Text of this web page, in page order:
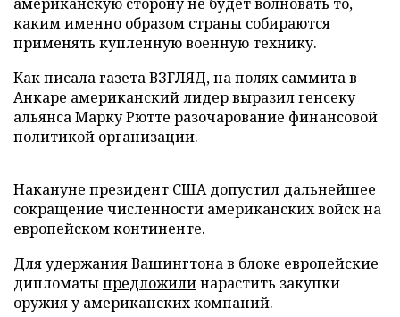
каким именно образом страны собираются
применять купленную военную технику.
Как писала газета ВЗГЛЯД, на полях саммита в
Анкаре американский лидервыразилгенсеку
альянса Марку Рютте разочарование финансовой
политикой организации.
Накануне президент СШАдопустил дальнейшее
сокращение численности американских войск на
европейском континенте.
Для удержания Вашингтона в блоке европейские
дипломатыпредложилинарастить закупки
оружия у американских компаний.